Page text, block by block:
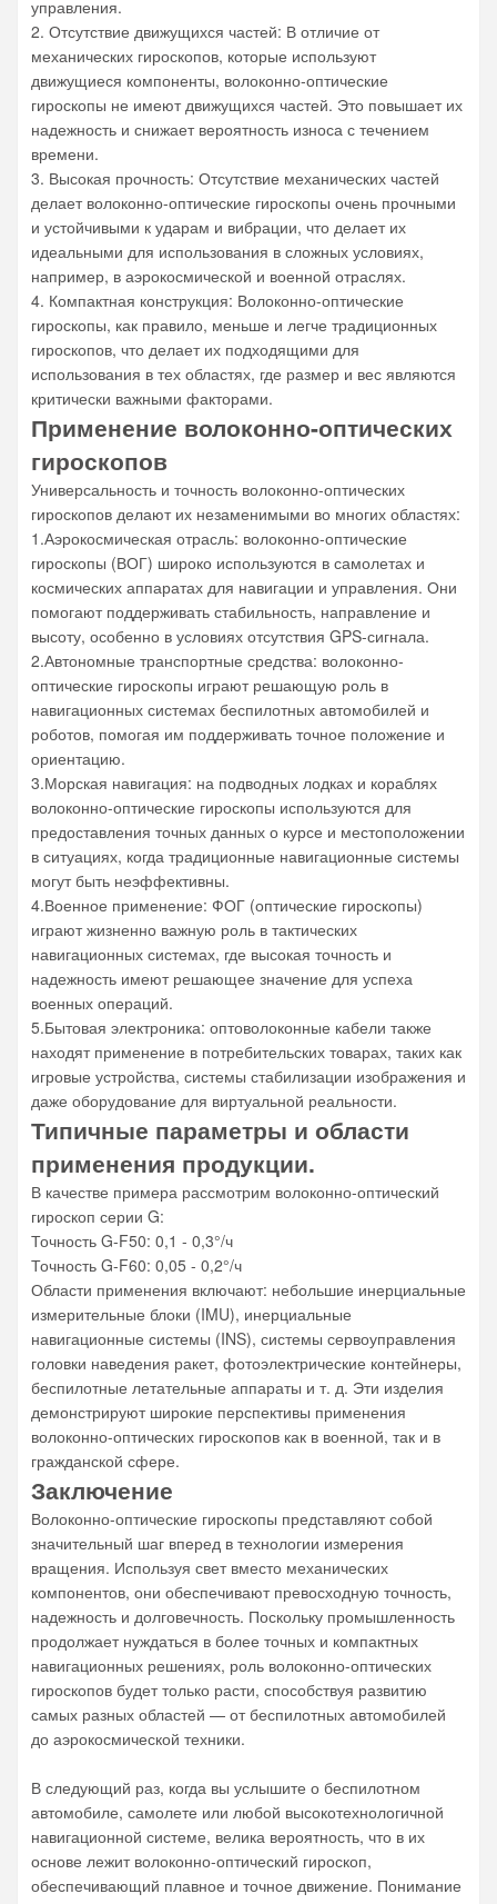
управления.
2. Отсутствие движущихся частей: В отличие от
механических гироскопов, которые используют
движущиеся компоненты, волоконно-оптические
гироскопы не имеют движущихся частей. Это повышает их
надежность и снижает вероятность износа с течением
времени.
3. Высокая прочность: Отсутствие механических частей
делает волоконно-оптические гироскопы очень прочными
и устойчивыми к ударам и вибрации, что делает их
идеальными для использования в сложных условиях,
например, в аэрокосмической и военной отраслях.
4. Компактная конструкция: Волоконно-оптические
гироскопы, как правило, меньше и легче традиционных
гироскопов, что делает их подходящими для
использования в тех областях, где размер и вес являются
критически важными факторами.
Применение волоконно-оптических
гироскопов
Универсальность и точность волоконно-оптических
гироскопов делают их незаменимыми во многих областях:
1.Аэрокосмическая отрасль: волоконно-оптические
гироскопы (ВОГ) широко используются в самолетах и ​​
космических аппаратах для навигации и управления. Они
помогают поддерживать стабильность, направление и
высоту, особенно в условиях отсутствия GPS-сигнала.
2.Автономные транспортные средства: волоконно-
оптические гироскопы играют решающую роль в
навигационных системах беспилотных автомобилей и
роботов, помогая им поддерживать точное положение и
ориентацию.
3.Морская навигация: на подводных лодках и кораблях
волоконно-оптические гироскопы используются для
предоставления точных данных о курсе и местоположении
в ситуациях, когда традиционные навигационные системы
могут быть неэффективны.
4.Военное применение: ФОГ (оптические гироскопы)
играют жизненно важную роль в тактических
навигационных системах, где высокая точность и
надежность имеют решающее значение для успеха
военных операций.
5.Бытовая электроника: оптоволоконные кабели также
находят применение в потребительских товарах, таких как
игровые устройства, системы стабилизации изображения и
даже оборудование для виртуальной реальности.
Типичные параметры и области
применения продукции.
В качестве примера рассмотрим волоконно-оптический
гироскоп серии G:
Точность G-F50: 0,1 - 0,3°/ч
Точность G-F60: 0,05 - 0,2°/ч
Области применения включают: небольшие инерциальные
измерительные блоки (IMU), инерциальные
навигационные системы (INS), системы сервоуправления
головки наведения ракет, фотоэлектрические контейнеры,
беспилотные летательные аппараты и т. д. Эти изделия
демонстрируют широкие перспективы применения
волоконно-оптических гироскопов как в военной, так и в
гражданской сфере.
Заключение
Волоконно-оптические гироскопы представляют собой
значительный шаг вперед в технологии измерения
вращения. Используя свет вместо механических
компонентов, они обеспечивают превосходную точность,
надежность и долговечность. Поскольку промышленность
продолжает нуждаться в более точных и компактных
навигационных решениях, роль волоконно-оптических
гироскопов будет только расти, способствуя развитию
самых разных областей — от беспилотных автомобилей
до аэрокосмической техники.
В следующий раз, когда вы услышите о беспилотном
автомобиле, самолете или любой высокотехнологичной
навигационной системе, велика вероятность, что в их
основе лежит волоконно-оптический гироскоп,
обеспечивающий плавное и точное движение. Понимание